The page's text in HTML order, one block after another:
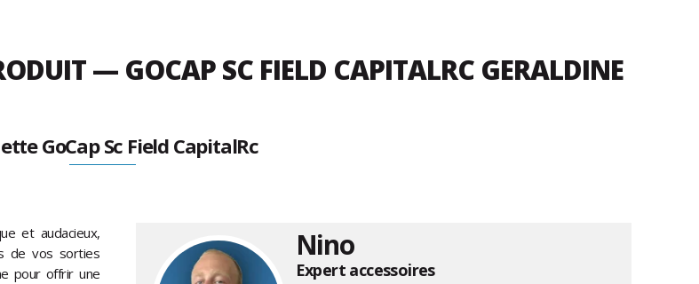
— GOCAP SC FIELD CAPITALRC GERALDINE
GoCap Sc Field CapitalRc
et audacieux,
de vos sorties
pour offrir une
Nino
Expert accessoires